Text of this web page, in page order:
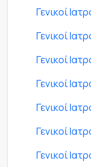
Γενικοί
Γενικοί
Γενικοί
Γενικοί
Γενικοί
Γενικοί
Γενικοί